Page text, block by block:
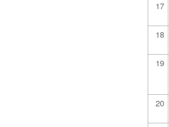
17
18
19
20